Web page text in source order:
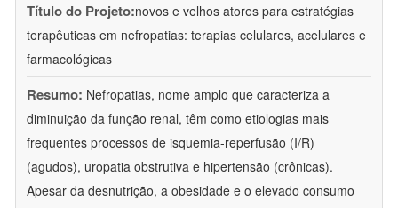
Título do Projeto:novos e velhos atores para estratégias
terapêuticas em nefropatias: terapias celulares, acelulares e
farmacológicas
Resumo: Nefropatias, nome amplo que caracteriza a
diminuição da função renal, têm como etiologias mais
frequentes processos de isquemia-reperfusão (I/R)
(agudos), uropatia obstrutiva e hipertensão (crônicas).
Apesar da desnutrição, a obesidade e o elevado consumo